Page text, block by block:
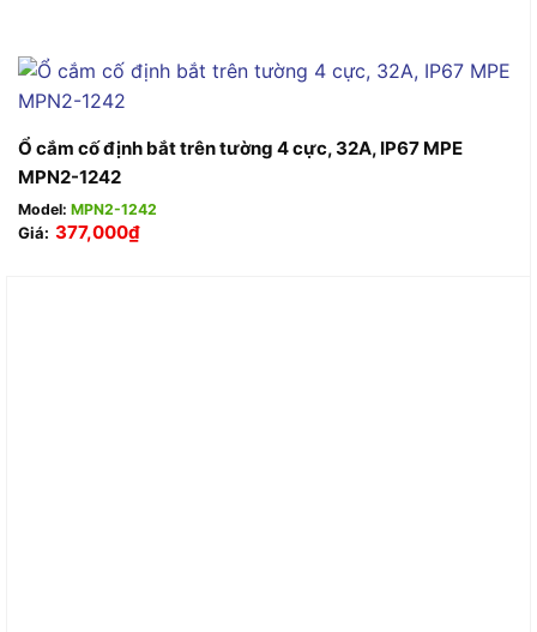
Ổ cắm cố định bắt trên tường 4 cực, 32A, IP67 MPE
MPN2-1242
Model: MPN2-1242
Giá: 377,000₫